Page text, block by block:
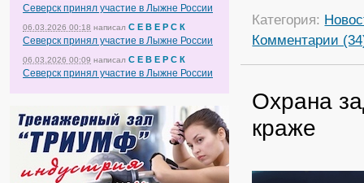
Северск принял участие в Лыжне России
06.03.2026 00:18 написал С Е В Е Р С К
Северск принял участие в Лыжне России
06.03.2026 00:09 написал С Е В Е Р С К
Северск принял участие в Лыжне России
Категория:
Комментарии
Охрана
краже